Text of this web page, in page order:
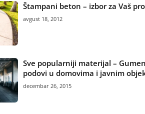
Štampani beton – izbor za Vaš
avgust 18, 2012
Sve popularniji materijal –
podovi u domovima i javnim
decembar 26, 2015